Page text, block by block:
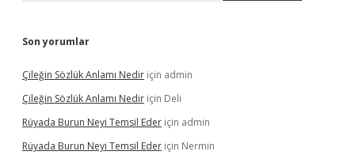
Son yorumlar
Çileğin Sözlük Anlamı Nedir için admin
Çileğin Sözlük Anlamı Nedir için Deli
Rüyada Burun Neyi Temsil Eder için admin
Rüyada Burun Neyi Temsil Eder için Nermin